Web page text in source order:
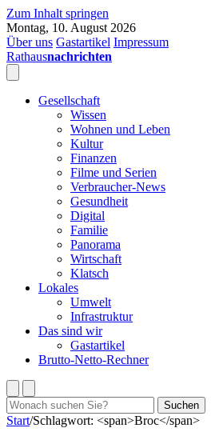
Zum Inhalt springen
Montag, 10. August 2026
Über uns Gastartikel Impressum
Rathausnachrichten
Gesellschaft
Wissen
Wohnen und Leben
Kultur
Finanzen
Filme und Serien
Verbraucher-News
Gesundheit
Digital
Familie
Panorama
Wirtschaft
Klatsch
Lokales
Umwelt
Infrastruktur
Das sind wir
Gastartikel
Brutto-Netto-Rechner
Suchen
nach:
Suchen
Start/Schlagwort: <span>Broc</span>